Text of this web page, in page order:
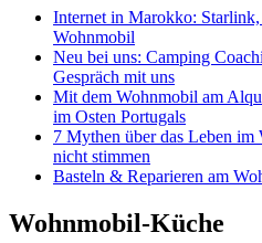
Internet in Marokko:
Wohnmobil
Neu bei uns: Camping
Gespräch mit uns
Mit dem Wohnmobil am
im Osten Portugals
7 Mythen über das Leben
nicht stimmen
Basteln & Reparieren am
Wohnmobil-Küche